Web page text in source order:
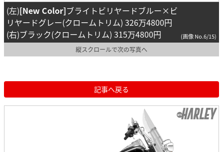
(左)[New Color]ブライトビリヤードブルー×ビ
リヤードグレー(クロームトリム) 326万4800円
(右)ブラック(クロームトリム) 315万4800円
(画像 No.6/15)
縦スクロールで次の写真へ
記事へ戻る